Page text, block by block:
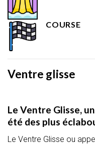
COURSE
Ventre glisse
Le Ventre Glisse,
été des plus
Le Ventre Glisse ou